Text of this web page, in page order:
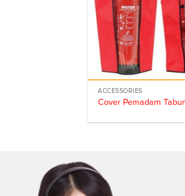
ACCESSORIES
Cover Pemadam